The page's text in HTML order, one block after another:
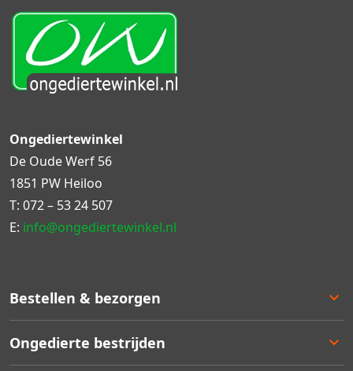
Bestellen & bezorgen
Bestellen
Ongedierte bestrijden
Ongediertewinkel
De Oude Werf 56
1851 PW Heiloo
T: 072 – 53 24 507
E: info@ongediertewinkel.nl